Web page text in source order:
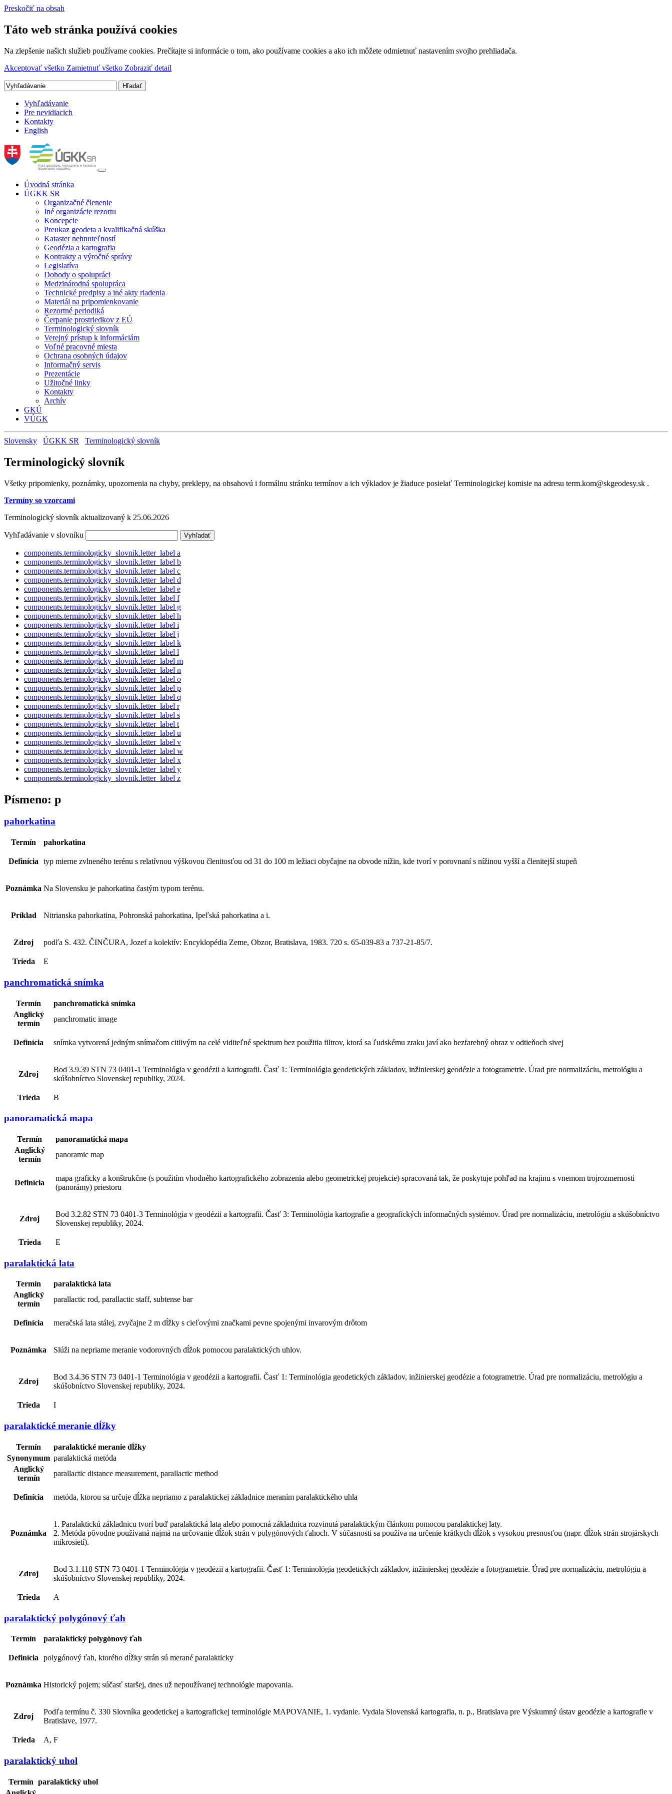
Preskočiť na obsah
Táto web stránka používá cookies
Na zlepšenie našich služieb používame cookies. Prečítajte si informácie o tom, ako používame cookies a ako ich môžete odmietnuť nastavením svojho prehliadača.
Akceptovať všetko Zamietnuť všetko Zobraziť detail
Vyhľadávanie
Pre nevidiacich
Kontakty
English
Úvodná stránka
ÚGKK SR
Organizačné členenie
Iné organizácie rezortu
Koncepcie
Preukaz geodeta a kvalifikačná skúška
Kataster nehnuteľností
Geodézia a kartografia
Kontrakty a výročné správy
Legislatíva
Dohody o spolupráci
Medzinárodná spolupráca
Technické predpisy a iné akty riadenia
Materiál na pripomienkovanie
Rezortné periodiká
Čerpanie prostriedkov z EÚ
Terminologický slovník
Verejný prístup k informáciám
Voľné pracovné miesta
Ochrana osobných údajov
Informačný servis
Prezentácie
Užitočné linky
Kontakty
Archív
GKÚ
VÚGK
Slovensky ÚGKK SR Terminologický slovník
Terminologický slovník
Všetky pripomienky, poznámky, upozornenia na chyby, preklepy, na obsahovú i formálnu stránku termínov a ich výkladov je žiaduce posielať Terminologickej komisie na adresu term.kom@skgeodesy.sk .
Termíny so vzorcami
Terminologický slovník aktualizovaný k 25.06.2026
Vyhľadávanie v slovníku
components.terminologicky_slovnik.letter_label a
components.terminologicky_slovnik.letter_label b
components.terminologicky_slovnik.letter_label c
components.terminologicky_slovnik.letter_label d
components.terminologicky_slovnik.letter_label e
components.terminologicky_slovnik.letter_label f
components.terminologicky_slovnik.letter_label g
components.terminologicky_slovnik.letter_label h
components.terminologicky_slovnik.letter_label i
components.terminologicky_slovnik.letter_label j
components.terminologicky_slovnik.letter_label k
components.terminologicky_slovnik.letter_label l
components.terminologicky_slovnik.letter_label m
components.terminologicky_slovnik.letter_label n
components.terminologicky_slovnik.letter_label o
components.terminologicky_slovnik.letter_label p
components.terminologicky_slovnik.letter_label q
components.terminologicky_slovnik.letter_label r
components.terminologicky_slovnik.letter_label s
components.terminologicky_slovnik.letter_label t
components.terminologicky_slovnik.letter_label u
components.terminologicky_slovnik.letter_label v
components.terminologicky_slovnik.letter_label w
components.terminologicky_slovnik.letter_label x
components.terminologicky_slovnik.letter_label y
components.terminologicky_slovnik.letter_label z
Písmeno: p
pahorkatina
Termín pahorkatina
Definícia typ mierne zvlneného terénu s relatívnou výškovou členitosťou od 31 do 100 m ležiaci obyčajne na obvode nížin, kde tvorí v porovnaní s nížinou vyšší a členitejší stupeň
Poznámka Na Slovensku je pahorkatina častým typom terénu.
Príklad Nitrianska pahorkatina, Pohronská pahorkatina, Ipeľská pahorkatina a i.
Zdroj podľa S. 432. ČINČURA, Jozef a kolektív: Encyklopédia Zeme, Obzor, Bratislava, 1983. 720 s. 65-039-83 a 737-21-85/7.
Trieda E
panchromatická snímka
Termín
panchromatická snímka
Anglický
termín
panchromatic image
Definícia snímka vytvorená jedným snímačom citlivým na celé viditeľné spektrum bez použitia filtrov, ktorá sa ľudskému zraku javí ako bezfarebný obraz v odtieňoch sivej
Zdroj
Bod 3.9.39 STN 73 0401-1 Terminológia v geodézii a kartografii. Časť 1: Terminológia geodetických základov, inžinierskej geodézie a fotogrametrie. Úrad pre normalizáciu, metrológiu a
skúšobníctvo Slovenskej republiky, 2024.
Trieda B
panoramatická mapa
Termín
panoramatická mapa
Anglický
termín
panoramic map
Definícia
mapa graficky a konštrukčne (s použitím vhodného kartografického zobrazenia alebo geometrickej projekcie) spracovaná tak, že poskytuje pohľad na krajinu s vnemom trojrozmernosti
(panorámy) priestoru
Zdroj
Bod 3.2.82 STN 73 0401-3 Terminológia v geodézii a kartografii. Časť 3: Terminológia kartografie a geografických informačných systémov. Úrad pre normalizáciu, metrológiu a skúšobníctvo
Slovenskej republiky, 2024.
Trieda E
paralaktická lata
Termín
paralaktická lata
Anglický
termín
parallactic rod, parallactic staff, subtense bar
Definícia meračská lata stálej, zvyčajne 2 m dĺžky s cieľovými značkami pevne spojenými invarovým drôtom
Poznámka Slúži na nepriame meranie vodorovných dĺžok pomocou paralaktických uhlov.
Zdroj
Bod 3.4.36 STN 73 0401-1 Terminológia v geodézii a kartografii. Časť 1: Terminológia geodetických základov, inžinierskej geodézie a fotogrametrie. Úrad pre normalizáciu, metrológiu a
skúšobníctvo Slovenskej republiky, 2024.
Trieda I
paralaktické meranie dĺžky
Termín
paralaktické meranie dĺžky
Synonymum paralaktická metóda
Anglický
termín
parallactic distance measurement, parallactic method
Definícia metóda, ktorou sa určuje dĺžka nepriamo z paralaktickej základnice meraním paralaktického uhla
Poznámka
1. Paralaktickú základnicu tvorí buď paralaktická lata alebo pomocná základnica rozvinutá paralaktickým článkom pomocou paralaktickej laty.
2. Metóda pôvodne používaná najmä na určovanie dĺžok strán v polygónových ťahoch. V súčasnosti sa používa na určenie krátkych dĺžok s vysokou presnosťou (napr. dĺžok strán strojárskych
mikrosietí).
Zdroj
Bod 3.1.118 STN 73 0401-1 Terminológia v geodézii a kartografii. Časť 1: Terminológia geodetických základov, inžinierskej geodézie a fotogrametrie. Úrad pre normalizáciu, metrológiu a
skúšobníctvo Slovenskej republiky, 2024.
Trieda A
paralaktický polygónový ťah
Termín paralaktický polygónový ťah
Definícia polygónový ťah, ktorého dĺžky strán sú merané paralakticky
Poznámka Historický pojem; súčasť staršej, dnes už nepoužívanej technológie mapovania.
Zdroj
Podľa termínu č. 330 Slovníka geodetickej a kartografickej terminológie MAPOVANIE, 1. vydanie. Vydala Slovenská kartografia, n. p., Bratislava pre Výskumný ústav geodézie a kartografie v
Bratislave, 1977.
Trieda A, F
paralaktický uhol
Termín paralaktický uhol